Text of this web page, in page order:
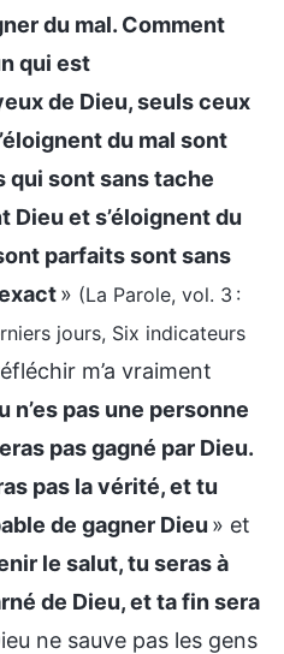
du mal. Comment
qui est
de Dieu, seuls ceux
du mal sont
qui sont sans tache
et s’éloignent du
parfaits sont sans
» (La Parole, vol. 3 :
jours, Six indicateurs
m’a vraiment
n’es pas une personne
pas gagné par Dieu.
pas la vérité, et tu
de gagner Dieu » et
le salut, tu seras à
de Dieu, et ta fin sera
ne sauve pas les gens